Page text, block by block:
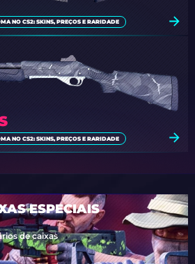
NO CS2: SKINS, PREÇOS E RARIDADE
NO CS2: SKINS, PREÇOS E RARIDADE
ESPECIAIS
de caixas